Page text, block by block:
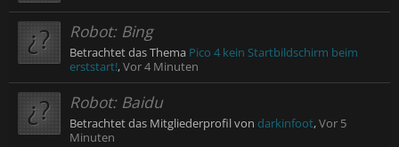
Robot: Bing
Betrachtet das Thema Pico 4 kein Startbildschirm beim
erststart!,Vor 4 Minuten
Robot: Baidu
Betrachtet das Mitgliederprofil von darkinfoot,Vor 5
Minuten